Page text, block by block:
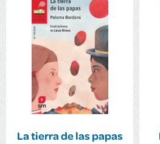
La tierra de las papas